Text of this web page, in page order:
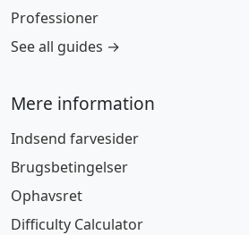
Professioner
See all guides →
Mere information
Indsend farvesider
Brugsbetingelser
Ophavsret
Difficulty Calculator